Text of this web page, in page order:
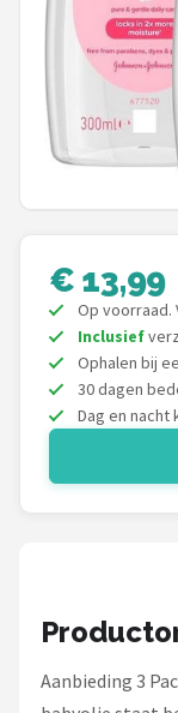
Chouette-
Little Dutch
Happy Horse
FRIGG
Meyco
Stokke
Funnies.
€ 13,99
Op voorraad.
Inclusief
Ophalen bij
30 dagen
Dag en nacht
Aanbieding 3